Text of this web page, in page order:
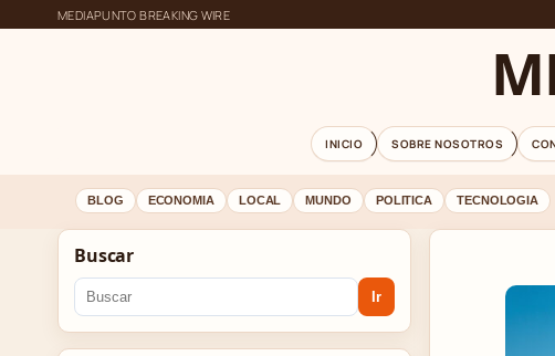
MEDIAPUNTO BREAKING WIRE
INICIO SOBRE NOSOTROS
BLOG ECONOMIA LOCAL MUNDO POLITICA TECNOLOGIA
Buscar
Ir